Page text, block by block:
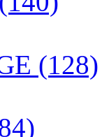
(128)